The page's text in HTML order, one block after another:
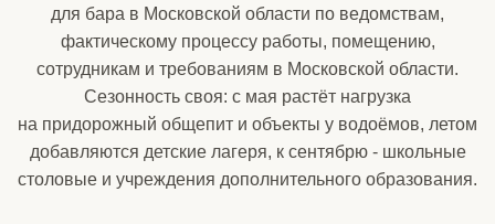
для бара в Московской области по ведомствам,
фактическому процессу работы, помещению,
сотрудникам и требованиям в Московской области.
Сезонность своя: с мая растёт нагрузка
на придорожный общепит и объекты у водоёмов, летом
добавляются детские лагеря, к сентябрю - школьные
столовые и учреждения дополнительного образования.